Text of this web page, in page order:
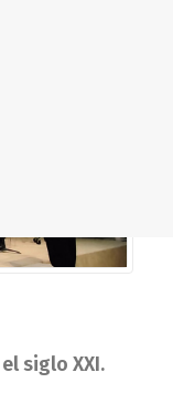
siglo XXI.